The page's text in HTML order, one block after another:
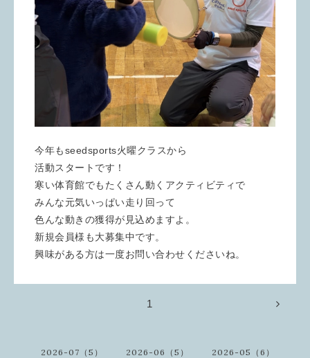
今年もseedsports火曜クラスから
活動スタートです！
寒い体育館でもたくさん動くアクティビティで
みんな元気いっぱい走り回って
色んな動きの獲得が見込めますよ。
新規会員様も大募集中です。
興味がある方は一度お問い合わせくださいね。
1
2026-07（5） 2026-06（5） 2026-05（6）